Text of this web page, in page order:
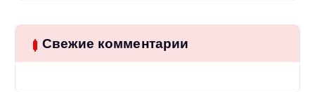
Свежие комментарии